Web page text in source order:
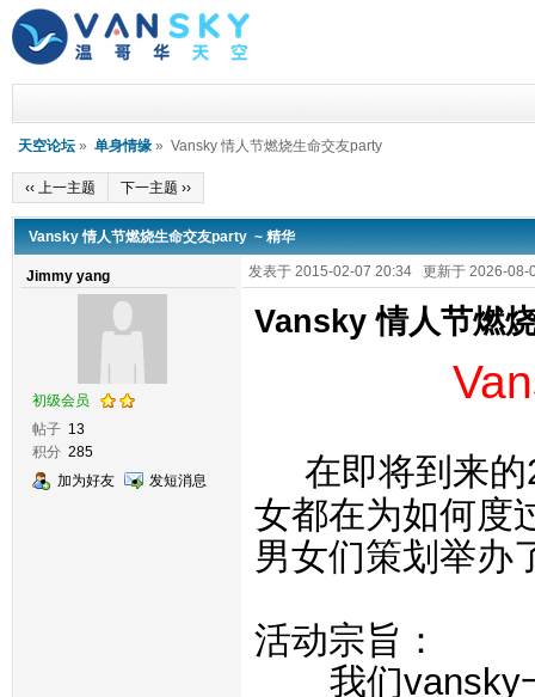
天空论坛 » 单身情缘 » Vansky 情人节燃烧生命交友party
‹‹ 上一主题 下一主题 ››
Vansky 情人节燃烧生命交友party ~ 精华
Jimmy yang
初级会员
帖子 13
积分 285
加为好友
发短消息
发表于 2015-02-07 20:34 更新于 2026-
Vansky 情人节燃
在即将到来
女都在为如何度
男女们策划举办
活动宗旨：
我们vansky一